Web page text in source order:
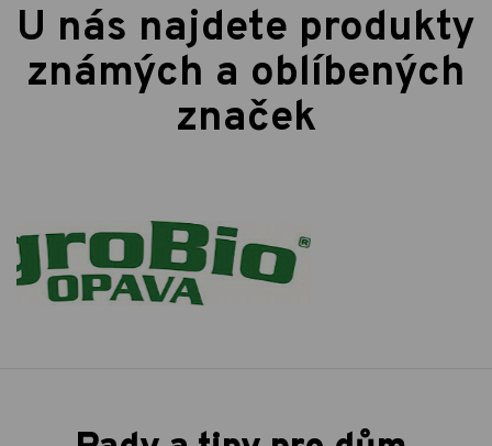
U nás najdete produkty
známých a oblíbených
značek